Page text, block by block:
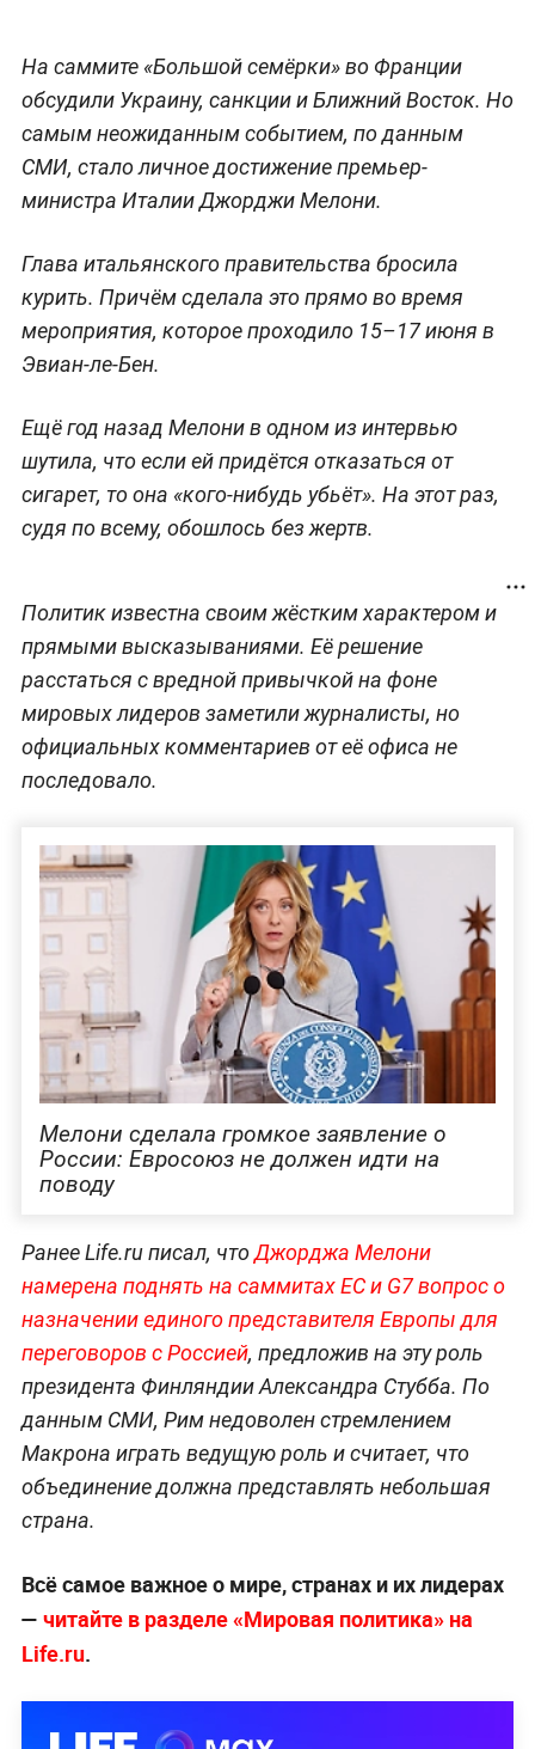
На саммите «Большой семёрки» во Франции
обсудили Украину, санкции и Ближний Восток. Но
самым неожиданным событием, по данным
СМИ, стало личное достижение премьер-
министра Италии Джорджи Мелони.
Глава итальянского правительства бросила
курить. Причём сделала это прямо во время
мероприятия, которое проходило 15–17 июня в
Эвиан-ле-Бен.
Ещё год назад Мелони в одном из интервью
шутила, что если ей придётся отказаться от
сигарет, то она «кого-нибудь убьёт». На этот раз,
судя по всему, обошлось без жертв.
Политик известна своим жёстким характером и
прямыми высказываниями. Её решение
расстаться с вредной привычкой на фоне
мировых лидеров заметили журналисты, но
официальных комментариев от её офиса не
последовало.
Мелони сделала громкое заявление о
России: Евросоюз не должен идти на
поводу
Ранее Life.ru писал, чтоДжорджа Мелони
намерена поднять на саммитах ЕС и G7 вопрос о
назначении единого представителя Европы для
переговоров с Россией, предложив на эту роль
президента Финляндии Александра Стубба. По
данным СМИ, Рим недоволен стремлением
Макрона играть ведущую роль и считает, что
объединение должна представлять небольшая
страна.
Всё самое важное о мире, странах и их лидерах
— читайте в разделе «Мировая политика» на
Life.ru.